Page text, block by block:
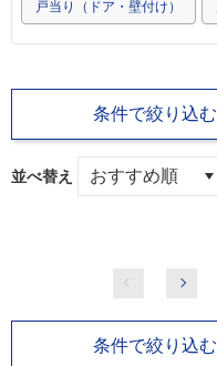
戸当り（ドア・壁付け）
条件で絞り込む
並べ替え
条件で絞り込む